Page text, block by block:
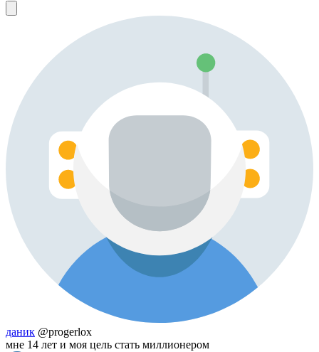
даник @progerlox
мне 14 лет и моя цель стать миллионером